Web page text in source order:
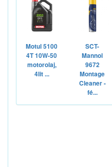
Motul 5100
4T 10W-50
motorolaj,
4lit ...
SCT-
Mannol
9672
Montage
Cleaner -
fé...